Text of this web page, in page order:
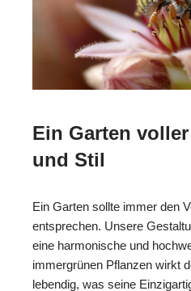
Ein Garten
und Stil
Ein Garten sollte immer den
entsprechen. Unsere
eine harmonische und
immergrünen Pflanzen wirkt
lebendig, was seine